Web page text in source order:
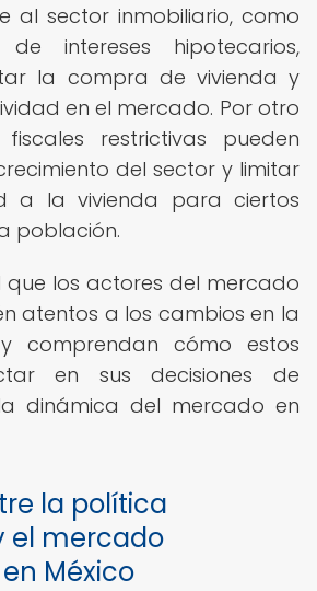
al sector inmobiliario, como
intereses hipotecarios,
la compra de vivienda y
en el mercado. Por otro
restrictivas pueden
del sector y limitar
a la vivienda para ciertos
población.
que los actores del mercado
atentos a los cambios en la
comprendan cómo estos
en sus decisiones de
dinámica del mercado en
la política
el mercado
México